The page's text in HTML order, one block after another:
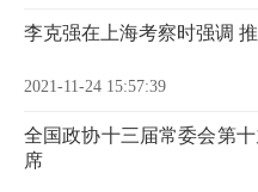
李克强在上海考察时强调
2021-11-24 15:57:39
全国政协十三届常委会第
席